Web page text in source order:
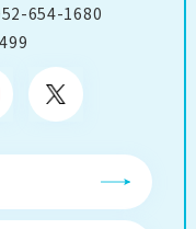
654-1680